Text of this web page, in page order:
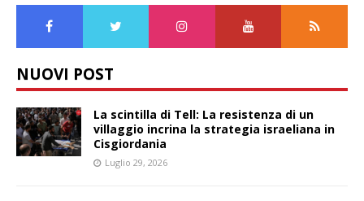
NUOVI POST
La scintilla di Tell: La resistenza di un
villaggio incrina la strategia israeliana in
Cisgiordania
Luglio 29, 2026